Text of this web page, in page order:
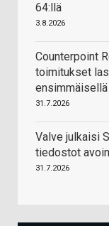
64:llä
3.8.2026
Counterpoint
toimitukset
31.7.2026
Valve julkaisi
tiedostot
31.7.2026